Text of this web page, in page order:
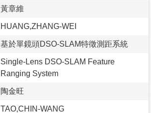
黃章維
HUANG,ZHANG-WEI
基於單鏡頭DSO-SLAM特徵測距系統
Single-Lens DSO-SLAM Feature
Ranging System
陶金旺
TAO,CHIN-WANG